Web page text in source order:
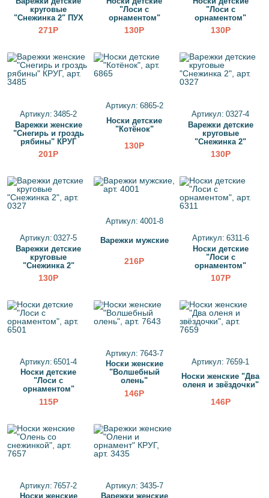
круговые
"Снежинка 2" ПУХ
271Р
"Лоси с
орнаментом"
130Р
"Лоси с
орнаментом"
130Р
Артикул: 3485-2
Варежки женские
"Снегирь и гроздь
рябины" КРУГ
201Р
Артикул: 6865-2
Носки детские
"Котёнок"
130Р
Артикул: 0327-4
Варежки детские
круговые
"Снежинка 2"
130Р
Артикул: 0327-5
Варежки детские
круговые
"Снежинка 2"
130Р
Артикул: 4001-8
Варежки мужские
216Р
Артикул: 6311-6
Носки детские
"Лоси с
орнаментом"
107Р
Артикул: 6501-4
Носки детские
"Лоси с
орнаментом"
115Р
Артикул: 7643-7
Носки женские
"Волшебный
олень"
146Р
Артикул: 7659-1
Носки женские "Два
оленя и звёздочки"
146Р
Артикул: 7657-2
Артикул: 3435-7